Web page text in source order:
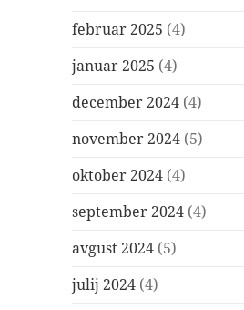
februar 2025 (4)
januar 2025 (4)
december 2024 (4)
november 2024 (5)
oktober 2024 (4)
september 2024 (4)
avgust 2024 (5)
julij 2024 (4)